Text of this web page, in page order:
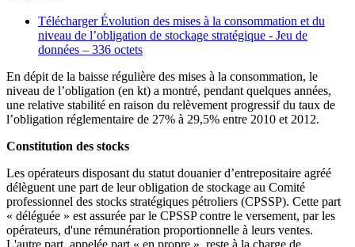
Télécharger Évolution des mises à la consommation et du
niveau de l’obligation de stockage stratégique - Jeu de
données – 336 octets
En dépit de la baisse régulière des mises à la consommation, le
niveau de l’obligation (en kt) a montré, pendant quelques années,
une relative stabilité en raison du relèvement progressif du taux de
l’obligation réglementaire de 27% à 29,5% entre 2010 et 2012.
Constitution des stocks
Les opérateurs disposant du statut douanier d’entrepositaire agréé
délèguent une part de leur obligation de stockage au Comité
professionnel des stocks stratégiques pétroliers (CPSSP). Cette part
« déléguée » est assurée par le CPSSP contre le versement, par les
opérateurs, d'une rémunération proportionnelle à leurs ventes.